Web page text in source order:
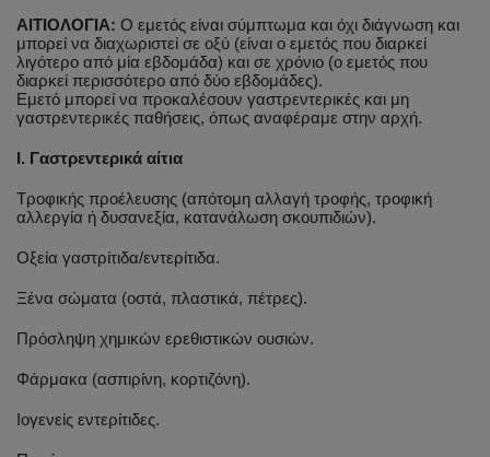
ΑΙΤΙΟΛΟΓΙΑ: Ο εμετός είναι σύμπτωμα και όχι διάγνωση και
μπορεί να διαχωριστεί σε οξύ (είναι ο εμετός που διαρκεί
λιγότερο από μία εβδομάδα) και σε χρόνιο (ο εμετός που
διαρκεί περισσότερο από δύο εβδομάδες).
Εμετό μπορεί να προκαλέσουν γαστρεντερικές και μη
γαστρεντερικές παθήσεις, όπως αναφέραμε στην αρχή.
I. Γαστρεντερικά αίτια
Τροφικής προέλευσης (απότομη αλλαγή τροφής, τροφική
αλλεργία ή δυσανεξία, κατανάλωση σκουπιδιών).
Οξεία γαστρίτιδα/εντερίτιδα.
Ξένα σώματα (οστά, πλαστικά, πέτρες).
Πρόσληψη χημικών ερεθιστικών ουσιών.
Φάρμακα (ασπιρίνη, κορτιζόνη).
Ιογενείς εντερίτιδες.